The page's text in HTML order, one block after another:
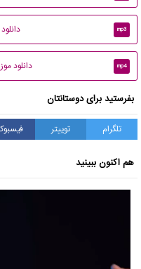
mp3
mp4 دانلود
بفرستید برای دوستانتان
تلگرام توییتر
هم اکنون ببینید